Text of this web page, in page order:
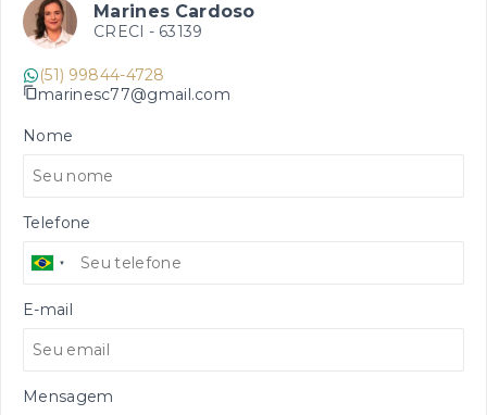
Marines Cardoso
CRECI - 63139
(51) 99844-4728
marinesc77@gmail.com
Nome
Telefone
E-mail
Mensagem